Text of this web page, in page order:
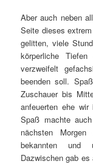
Aber auch neben
Seite dieses
gelitten, viele
körperliche
verzweifelt
beenden soll.
Zuschauer bis
anfeuerten ehe
Spaß machte
nächsten
bekannten und
Dazwischen gab